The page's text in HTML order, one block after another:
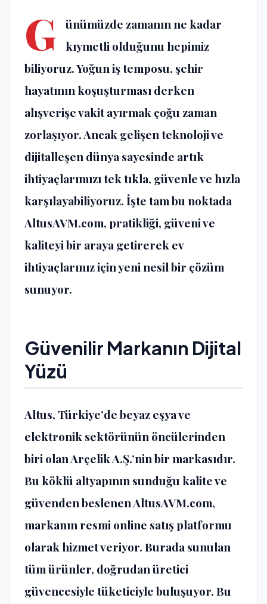
G
ünümüzde zamanın ne kadar
kıymetli olduğunu hepimiz
biliyoruz. Yoğun iş temposu, şehir
hayatının koşuşturması derken
alışverişe vakit ayırmak çoğu zaman
zorlaşıyor. Ancak gelişen teknoloji ve
dijitalleşen dünya sayesinde artık
ihtiyaçlarımızı tek tıkla, güvenle ve hızla
karşılayabiliyoruz. İşte tam bu noktada
AltusAVM.com, pratikliği, güveni ve
kaliteyi bir araya getirerek ev
ihtiyaçlarınız için yeni nesil bir çözüm
sunuyor.
Güvenilir Markanın Dijital
Yüzü
Altus, Türkiye’de beyaz eşya ve
elektronik sektörünün öncülerinden
biri olan Arçelik A.Ş.’nin bir markasıdır.
Bu köklü altyapının sunduğu kalite ve
güvenden beslenen AltusAVM.com,
markanın resmi online satış platformu
olarak hizmet veriyor. Burada sunulan
tüm ürünler, doğrudan üretici
güvencesiyle tüketiciyle buluşuyor. Bu